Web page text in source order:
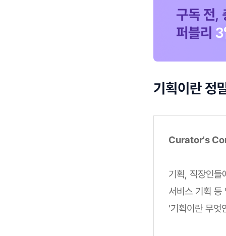
기획이란 정
Curator's
기획, 직장인들
서비스 기획 등
'기획이란 무엇